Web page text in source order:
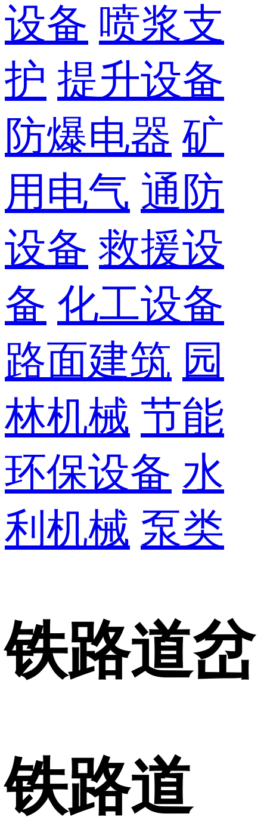
设备 喷浆支
护 提升设备
防爆电器 矿
用电气 通防
设备 救援设
备 化工设备
路面建筑 园
林机械 节能
环保设备 水
利机械 泵类
铁路道岔
铁路道